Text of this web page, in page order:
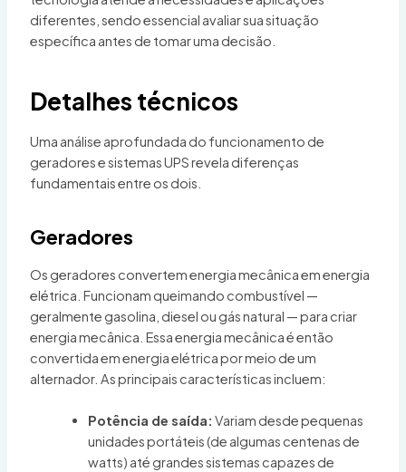
diferentes, sendo essencial avaliar sua situação
específica antes de tomar uma decisão.
Detalhes técnicos
Uma análise aprofundada do funcionamento de
geradores e sistemas UPS revela diferenças
fundamentais entre os dois.
Geradores
Os geradores convertem energia mecânica em energia
elétrica. Funcionam queimando combustível —
geralmente gasolina, diesel ou gás natural — para criar
energia mecânica. Essa energia mecânica é então
convertida em energia elétrica por meio de um
alternador. As principais características incluem:
Potência de saída: Variam desde pequenas
unidades portáteis (de algumas centenas de
watts) até grandes sistemas capazes de